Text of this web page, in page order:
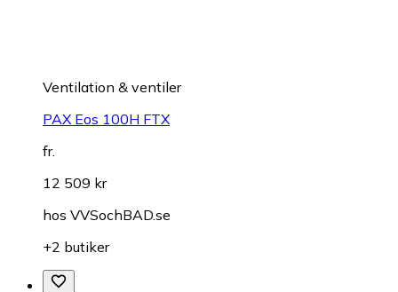
Ventilation & ventiler
PAX Eos 100H FTX
fr.
12 509 kr
hos VVSochBAD.se
+2 butiker